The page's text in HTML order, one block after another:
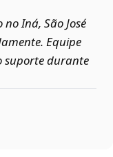
Iná, São José
Equipe
suporte durante